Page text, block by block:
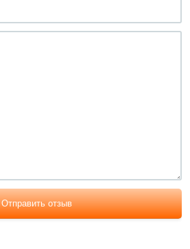
Отправить отзыв